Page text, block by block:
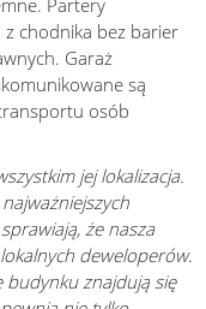
Partery
chodnika bez barier
Garaż
są
osób
jej lokalizacja.
że nasza
deweloperów.
budynku znajdują się